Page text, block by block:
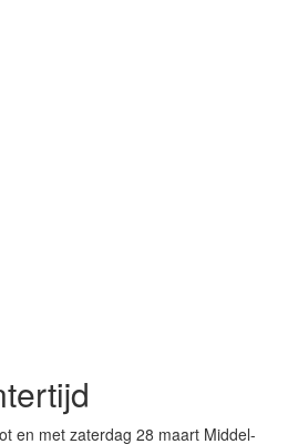
en met zaterdag 28 maart Middel-